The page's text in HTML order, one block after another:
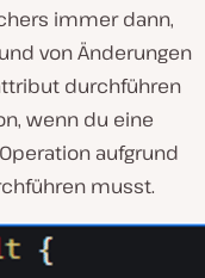
immer dann,
von Änderungen
durchführen
wenn du eine
aufgrund
musst.